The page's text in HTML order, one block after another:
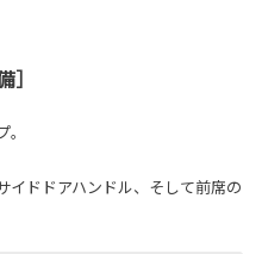
］
イドドアハンドル、そして前席の